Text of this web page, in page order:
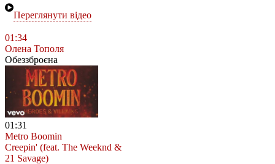
Переглянути відео
01:34
Олена Тополя
Обеззброєна
01:31
Metro Boomin
Creepin' (feat. The Weeknd &
21 Savage)